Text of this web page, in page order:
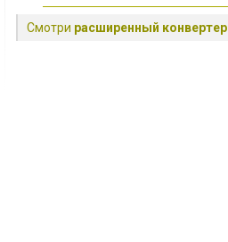
Смотри расширенный конвертер